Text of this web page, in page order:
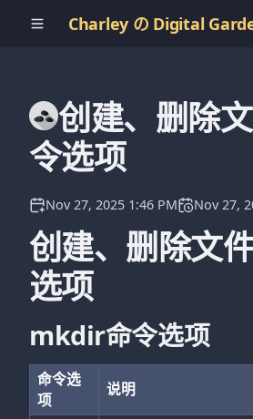
Charley の Digital
创建、删除
令选项
Nov 27, 2025 1:46 PM Nov 27,
创建、删除文
选项
mkdir命令选项
命令选
项
说明